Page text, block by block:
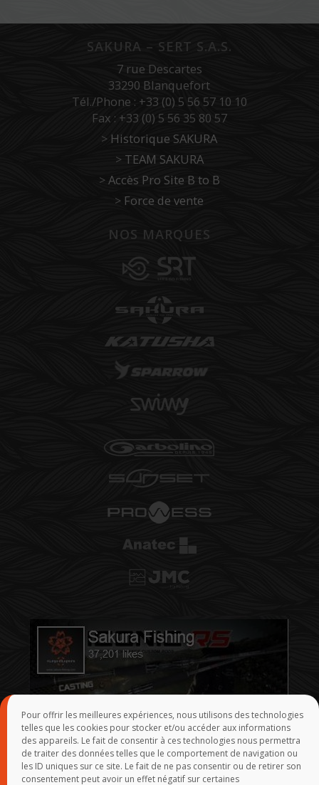
Pour offrir les meilleures expériences, nous utilisons des technologies
telles que les cookies pour stocker et/ou accéder aux informations
des appareils. Le fait de consentir à ces technologies nous permettra
de traiter des données telles que le comportement de navigation ou
les ID uniques sur ce site. Le fait de ne pas consentir ou de retirer son
consentement peut avoir un effet négatif sur certaines
SAKURA – SERT S.A.S.
7 rue Descartes
33290 Blanquefort
Tél./Phone : +33 (0) 5 56 57 10 10
Fax : +33 (0) 5 56 35 80 57
> Historique SAKURA
> TEAM SAKURA
> Accès Pro Site B to B
> Force de vente
NOS MARQUES